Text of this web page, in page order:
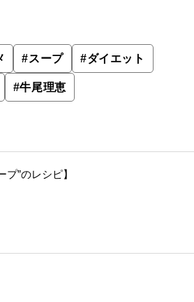
#スープ #ダイエット
#牛尾理恵
”のレシピ】